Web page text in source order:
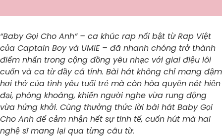
“Baby Gọi Cho Anh” – ca khúc rap nổi bật từ Rap Việt
của Captain Boy và UMIE – đã nhanh chóng trở thành
điểm nhấn trong cộng đồng yêu nhạc với giai điệu lôi
cuốn và ca từ đầy cá tính. Bài hát không chỉ mang đậm
hơi thở của tình yêu tuổi trẻ mà còn hòa quyện nét hiện
đại, phóng khoáng, khiến người nghe vừa rung động
vừa hứng khởi. Cùng thưởng thức lời bài hát Baby Gọi
Cho Anh để cảm nhận hết sự tinh tế, cuốn hút mà hai
nghệ sĩ mang lại qua từng câu từ.